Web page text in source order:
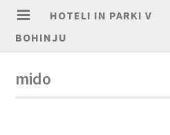
HOTELI IN PARKI V
BOHINJU
mido